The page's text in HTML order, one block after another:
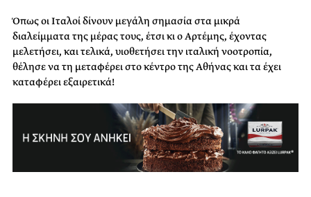
Όπως οι Ιταλοί δίνουν μεγάλη σημασία στα μικρά
διαλείμματα της μέρας τους, έτσι κι ο Αρτέμης, έχοντας
μελετήσει, και τελικά, υιοθετήσει την ιταλική νοοτροπία,
θέλησε να τη μεταφέρει στο κέντρο της Αθήνας και τα έχει
καταφέρει εξαιρετικά!